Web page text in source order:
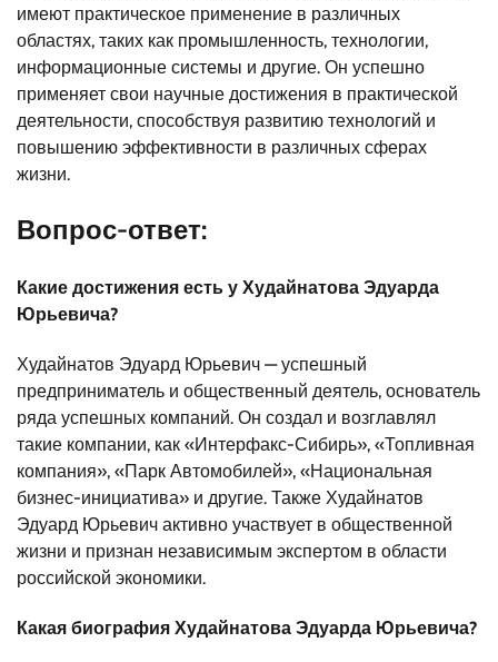
имеют практическое применение в различных
областях, таких как промышленность, технологии,
информационные системы и другие. Он успешно
применяет свои научные достижения в практической
деятельности, способствуя развитию технологий и
повышению эффективности в различных сферах
жизни.
Вопрос-ответ:
Какие достижения есть у Худайнатова Эдуарда
Юрьевича?
Худайнатов Эдуард Юрьевич — успешный
предприниматель и общественный деятель, основатель
ряда успешных компаний. Он создал и возглавлял
такие компании, как «Интерфакс-Сибирь», «Топливная
компания», «Парк Автомобилей», «Национальная
бизнес-инициатива» и другие. Также Худайнатов
Эдуард Юрьевич активно участвует в общественной
жизни и признан независимым экспертом в области
российской экономики.
Какая биография Худайнатова Эдуарда Юрьевича?